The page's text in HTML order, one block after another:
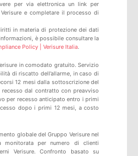
per via elettronica un link per
e completare il processo di
in materia di protezione dei dati
è possibile consultare la
Policy | Verisure Italia.
in comodato gratuito. Servizio
di riscatto dell’allarme, in caso di
12 mesi dalla sottoscrizione del
dal contratto con preavviso
per recesso anticipato entro i primi
dopo i primi 12 mesi, a costo
globale del Gruppo Verisure nel
monitorata per numero di clienti
Verisure. Confronto basato su